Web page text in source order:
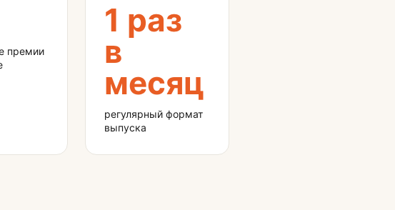
премии
1 раз
в
месяц
регулярный формат
выпуска